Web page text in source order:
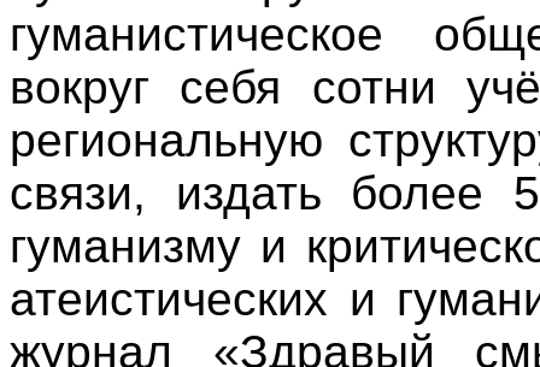
гуманистическое
вокруг себя сотни
региональную
связи, издать более
гуманизму и
атеистических и
журнал «Здравый